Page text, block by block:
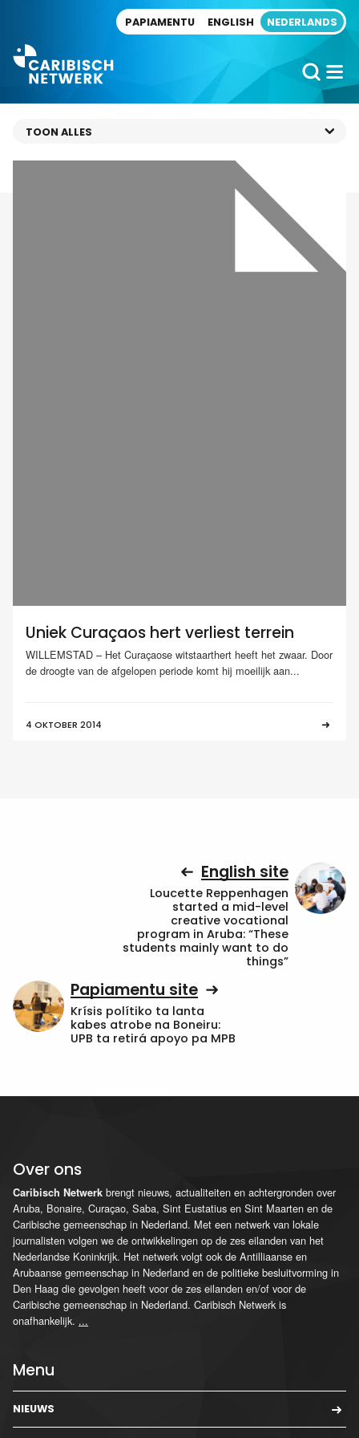
PAPIAMENTU ENGLISH NEDERLANDS
Uniek Curaçaos hert verliest terrein
WILLEMSTAD – Het Curaçaose witstaarthert heeft het zwaar. Door
de droogte van de afgelopen periode komt hij moeilijk aan...
4 OKTOBER 2014
English site
Loucette Reppenhagen
started a mid-level
creative vocational
program in Aruba: “These
students mainly want to do
things”
Papiamentu site
Krísis polítiko ta lanta
kabes atrobe na Boneiru:
UPB ta retirá apoyo pa MPB
Over ons
Caribisch Netwerk brengt nieuws, actualiteiten en achtergronden over
Aruba, Bonaire, Curaçao, Saba, Sint Eustatius en Sint Maarten en de
Caribische gemeenschap in Nederland. Met een netwerk van lokale
journalisten volgen we de ontwikkelingen op de zes eilanden van het
Nederlandse Koninkrijk. Het netwerk volgt ook de Antilliaanse en
Arubaanse gemeenschap in Nederland en de politieke besluitvorming in
Den Haag die gevolgen heeft voor de zes eilanden en/of voor de
Caribische gemeenschap in Nederland. Caribisch Netwerk is
onafhankelijk. ...
Menu
NIEUWS